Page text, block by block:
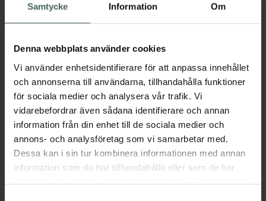
Samtycke Information Om
Denna webbplats använder cookies
Vi använder enhetsidentifierare för att anpassa innehållet
och annonserna till användarna, tillhandahålla funktioner
för sociala medier och analysera vår trafik. Vi
vidarebefordrar även sådana identifierare och annan
information från din enhet till de sociala medier och
annons- och analysföretag som vi samarbetar med.
Dessa kan i sin tur kombinera informationen med annan
information som du har tillhandahållit eller som de har
samlat in när du har använt deras tjänster. Samtycke till
Köp via ditt recept
Aktuella erbjudanden
Beskrivning Dölj
Läs alltid bipacksedeln innan
användning.
EAN:07046264090190